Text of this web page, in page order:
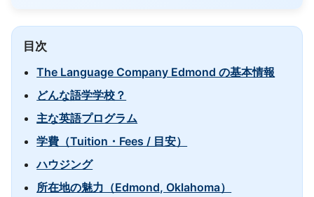
目次
The Language Company Edmond の基本情報
どんな語学学校？
主な英語プログラム
学費（Tuition・Fees / 目安）
ハウジング
所在地の魅力（Edmond, Oklahoma）